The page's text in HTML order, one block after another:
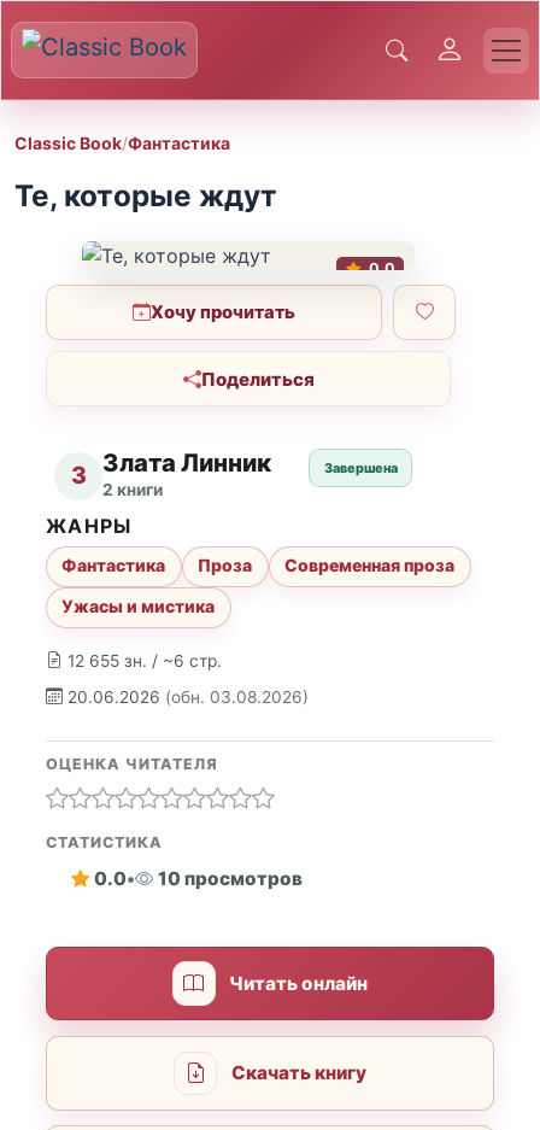
Classic Book/Фантастика
Те, которые ждут
0.0
Хочу прочитать
Поделиться
З Злата Линник
2 книги
Завершена
12 655 зн. / ~6 стр.
20.06.2026 (обн. 03.08.2026)
ЖАНРЫ
Фантастика Проза
Современная проза
Ужасы и мистика
ОЦЕНКА ЧИТАТЕЛЯ
СТАТИСТИКА
0.0• 10 просмотров
Читать онлайн
Скачать книгу